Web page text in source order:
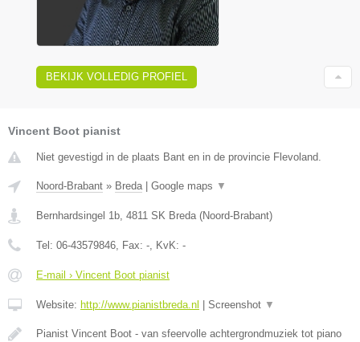
BEKIJK VOLLEDIG PROFIEL
Vincent Boot pianist
Niet gevestigd in de plaats Bant en in de provincie Flevoland.
Noord-Brabant » Breda| Google maps ▼
Bernhardsingel 1b, 4811 SK Breda(Noord-Brabant)
Tel: 06-43579846, Fax: -, KvK: -
E-mail › Vincent Boot pianist
Website: http://www.pianistbreda.nl Screenshot ▼
Pianist Vincent Boot - van sfeervolle achtergrondmuziek tot piano